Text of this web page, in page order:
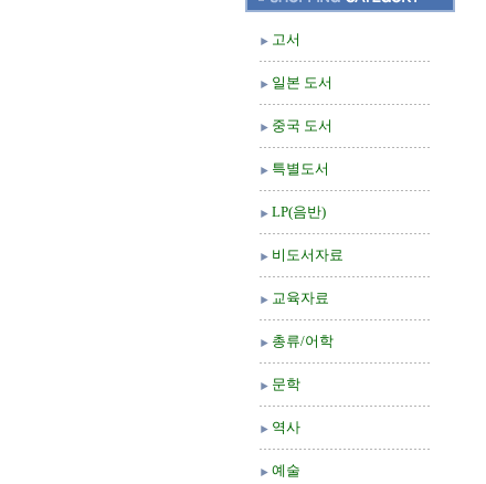
고서
일본 도서
중국 도서
특별도서
LP(음반)
비도서자료
교육자료
총류/어학
문학
역사
예술